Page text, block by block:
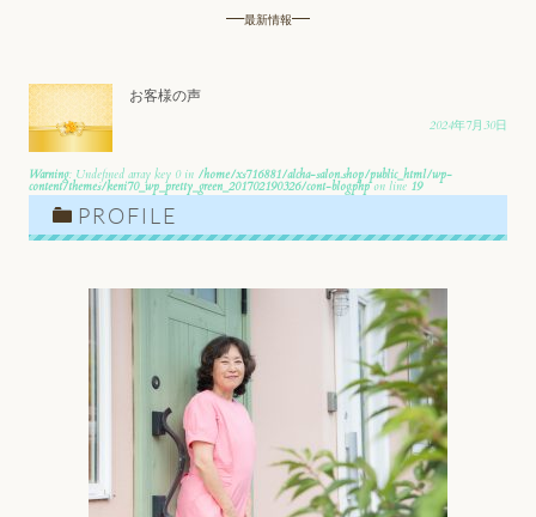
最新情報
Warning: Undefined array key 0 in /home/xs716881/alcha-salon.shop/public_html/wp-
content/themes/keni70_wp_pretty_green_201702190326/cont-blog.phpon line 19
Warning: Attempt to read property "cat_name" on null in
salon.shop/public_html/wp-content/themes/keni70_wp_pretty_green_201702190326/cont-blog.php
on line19
お客様の声
2024年7月30日
PROFILE